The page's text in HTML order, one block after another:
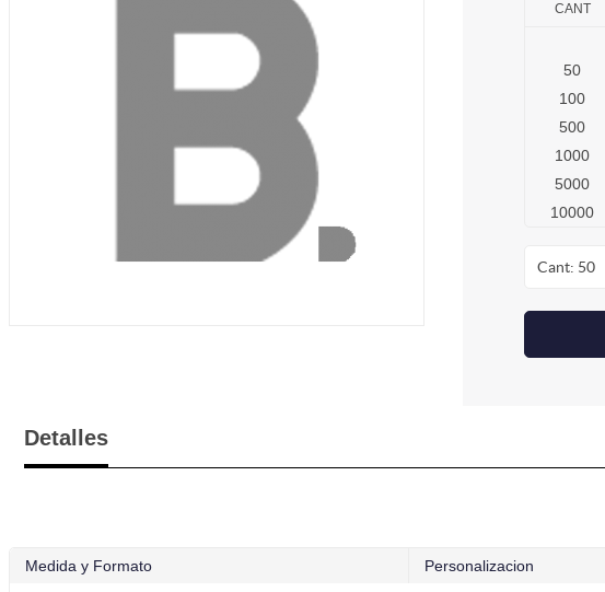
CANT
50
100
500
1000
5000
10000
Cant: 50
Detalles
Medida y Formato Personalizacion